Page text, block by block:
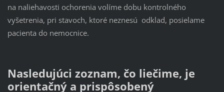
na naliehavosti ochorenia volíme dobu kontrolného
vyšetrenia, pri stavoch, ktoré neznesú odklad, posielame
pacienta do nemocnice.
Nasledujúci zoznam, čo liečime, je
orientačný a prispôsobený